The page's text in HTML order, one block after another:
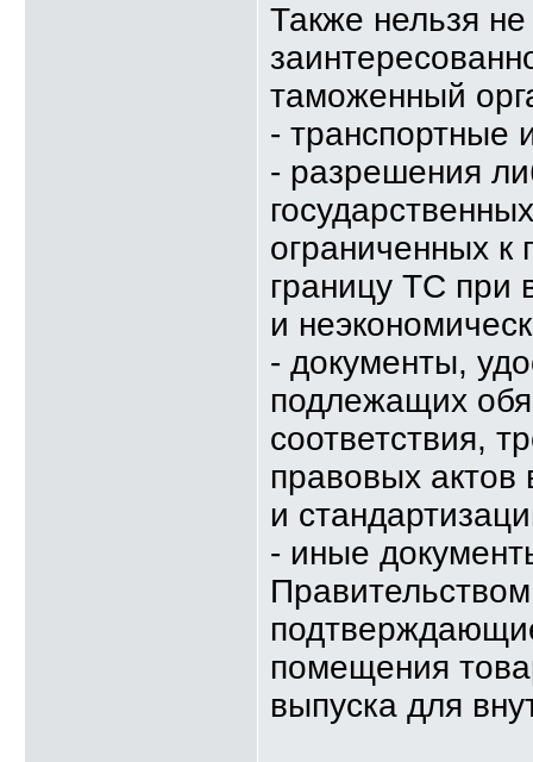
Также нельзя
таможенный
- транспортные
- разрешения
ограниченных
границу ТС при
и
- документы,
подлежащих
соответствия,
правовых актов
и
- иные
помещения
выпуска для